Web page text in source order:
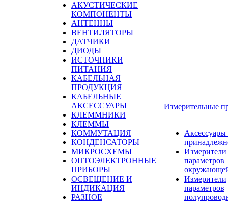
АКУСТИЧЕСКИЕ
КОМПОНЕНТЫ
АНТЕННЫ
ВЕНТИЛЯТОРЫ
ДАТЧИКИ
ДИОДЫ
ИСТОЧНИКИ
ПИТАНИЯ
КАБЕЛЬНАЯ
ПРОДУКЦИЯ
КАБЕЛЬНЫЕ
АКСЕССУАРЫ
КЛЕММНИКИ
КЛЕММЫ
КОММУТАЦИЯ
КОНДЕНСАТОРЫ
МИКРОСХЕМЫ
ОПТОЭЛЕКТРОННЫЕ
ПРИБОРЫ
ОСВЕЩЕНИЕ И
ИНДИКАЦИЯ
РАЗНОЕ
Измерительные
Аксессуары
Измерители
параметров
Измерители
параметров